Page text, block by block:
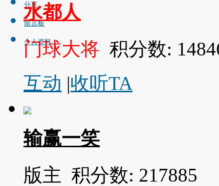
分享
留言板
个人资料
水都人
门球大将 积分数:
互动 |收听TA
输赢一笑
版主 积分数: 217885